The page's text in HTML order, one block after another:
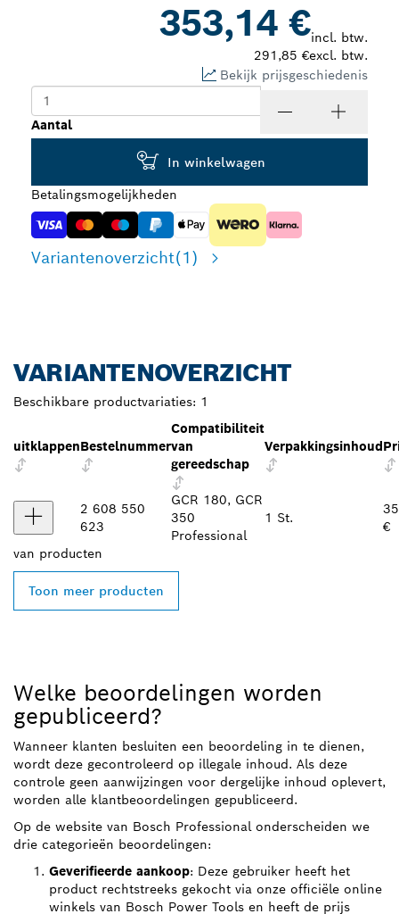
353,14 €incl. btw.
291,85 €excl. btw.
Bekijk prijsgeschiedenis
Aantal
In winkelwagen
Betalingsmogelijkheden
Variantenoverzicht(1)
VARIANTENOVERZICHT
Beschikbare productvariaties: 1
uitklappenBestelnummer
Compatibiliteit
van
gereedschap
Verpakkingsinhoud
2 608 550
623
GCR 180, GCR
350
Professional
1 St.
€
van producten
Toon meer producten
Welke beoordelingen worden
gepubliceerd?
Wanneer klanten besluiten een beoordeling in te dienen,
wordt deze gecontroleerd op illegale inhoud. Als deze
controle geen aanwijzingen voor dergelijke inhoud oplevert,
worden alle klantbeoordelingen gepubliceerd.
Op de website van Bosch Professional onderscheiden we
drie categorieën beoordelingen:
Geverifieerde aankoop: Deze gebruiker heeft het
product rechtstreeks gekocht via onze officiële online
winkels van Bosch Power Tools en heeft de prijs